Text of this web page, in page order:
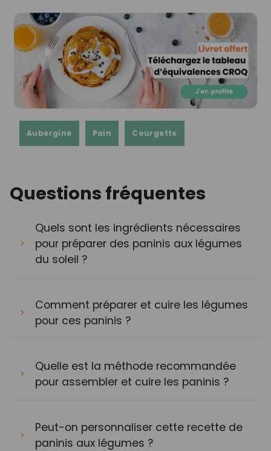
Aubergine Pain Courgette
Questions fréquentes
Quels sont les ingrédients nécessaires
pour préparer des paninis aux légumes
du soleil ?
Comment préparer et cuire les légumes
pour ces paninis ?
Quelle est la méthode recommandée
pour assembler et cuire les paninis ?
Peut-on personnaliser cette recette de
paninis aux légumes ?